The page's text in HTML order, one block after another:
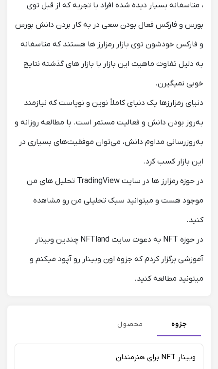
، متاسفانه بسیار دیده شده افراد با تجربه که از قبل توی
بورس و فارکس فعال بودن سعی در به کار بردن دانش بورس
و فارکس خودشون توی بازار رمزارز ها هستند که متاسفانه
به دلیل تفاوت ماهیت این بازار با بازار های گذشته نتایج
خوبی نمیگیرن.
دنیای رمزارزها یک دنیای کاملاً نوین و نوپاست که نیازمند
به‌روز بودن دانش و فعالیت مستمر است. با مطالعه روزانه و
به‌روزرسانی مداوم دانش، می‌توان موفقیت‌های بسیاری در
این بازار کسب کرد.
در حوزه رمزارز ها در سایت TradingView تحلیل های من
موجود هست و میتوانید سبک تحلیلی من رو مشاهده
کنید.
در حوزه NFT به دعوت سایت NFTland چندین وبینار
آموزشی برگزار کردم که جزوه اون وبینار رو آپود میکنم و
میتونید مطالعه کنید.
جزوه محصول
وبینار NFT برای هنرمندان